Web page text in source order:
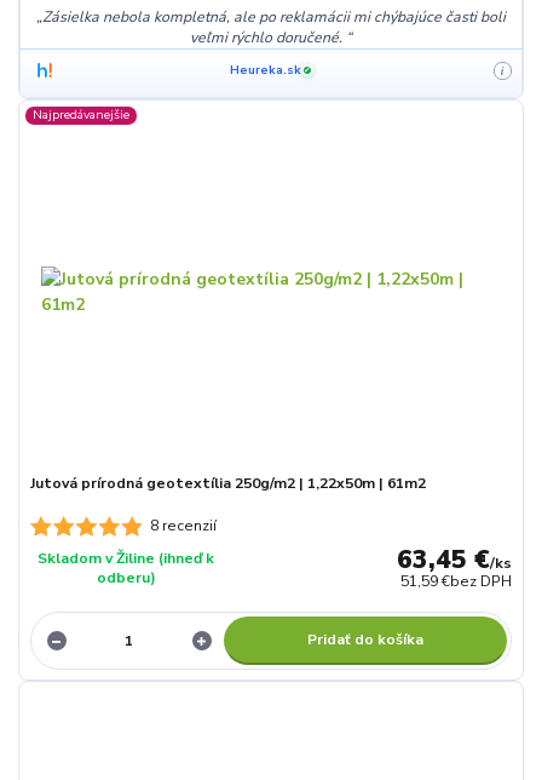
Zásielka nebola kompletná, ale po reklamácii mi chýbajúce časti boli
veľmi rýchlo doručené.
Heureka.sk ✓ i
Najpredávanejšie
8 recenzií
Jutová prírodná geotextília 250g/m2 | 1,22x50m | 61m2
63,45 €/ks
51,59 €bez DPH
Skladom v Žiline (ihneď k
odberu)
Pridať do košíka